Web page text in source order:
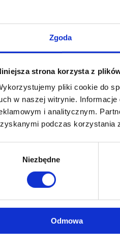
Zgoda
strona korzysta z
pliki cookie do
w naszej witrynie.
i analitycznym.
podczas korzystania
Niezbędne
Odmowa
cykl letnich pokazów
pod gołym niebem,
jest darmowy
wakacyjne środy!